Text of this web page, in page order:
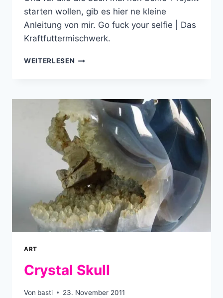
starten wollen, gib es hier ne kleine
Anleitung von mir. Go fuck your selfie | Das
Kraftfuttermischwerk.
WEITERLESEN GO
ART
Crystal Skull
Von basti 23. November 2011